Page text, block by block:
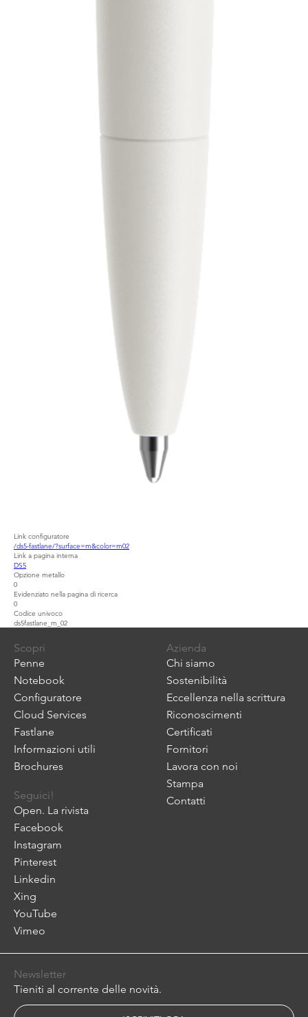
Link configuratore
/ds5-fastlane/?surface=m&color=m02
Link a pagina interna
DS5
Opzione metallo
0
Evidenziato nella pagina di ricerca
0
Codice univoco
ds5fastlane_m_02
Scopri
Penne
Notebook
Configuratore
Cloud Services
Fastlane
Informazioni utili
Brochures
Azienda
Chi siamo
Sostenibilità
Eccellenza nella scrittura
Riconoscimenti
Certificati
Fornitori
Lavora con noi
Stampa
Contatti
Seguici!
Open. La rivista
Facebook
Instagram
Pinterest
Linkedin
Xing
YouTube
Vimeo
Newsletter
Tieniti al corrente delle novità.